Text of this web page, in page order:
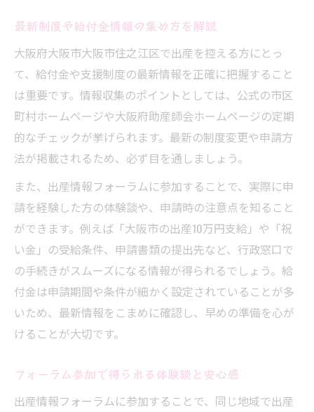
最新制度や給付金情報の集め方を解説
大阪府大阪市大阪市住之江区で出産を控える方にとっ
て、給付金や支援制度の最新情報を正確に把握すること
は重要です。情報収集のポイントとしては、公式の市区
町村ホームページや大阪府助産師会ホームページの定期
的なチェックが挙げられます。最新の制度変更や申請方
法が掲載されるため、必ず目を通しましょう。
また、出産情報フォーラムに参加することで、実際に申
請を経験した方の体験談や、申請時の注意点を知ること
ができます。例えば「大阪市の出産10万円支給」や「祝
い金」の受給条件、申請書類の提出先など、行政窓口で
の手続きがスムーズになる情報が得られるでしょう。給
付金は申請期間や条件が細かく設定されていることが多
いため、最新情報をこまめに確認し、早めの準備を心が
けることが大切です。
フォーラム参加で得られる体験談と安心感
出産情報フォーラムに参加することで、同じ地域で出産